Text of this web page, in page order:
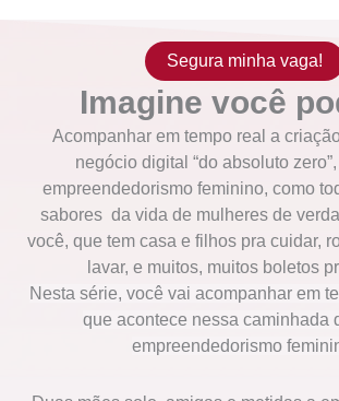
Segura minha vaga!
Imagine você
Acompanhar em tempo real a
negócio digital “do absoluto
empreendedorismo feminino, como
sabores da vida de mulheres de
você, que tem casa e filhos pra cuidar,
lavar, e muitos, muitos boletos
Nesta série, você vai acompanhar em
que acontece nessa caminhada
empreendedorismo